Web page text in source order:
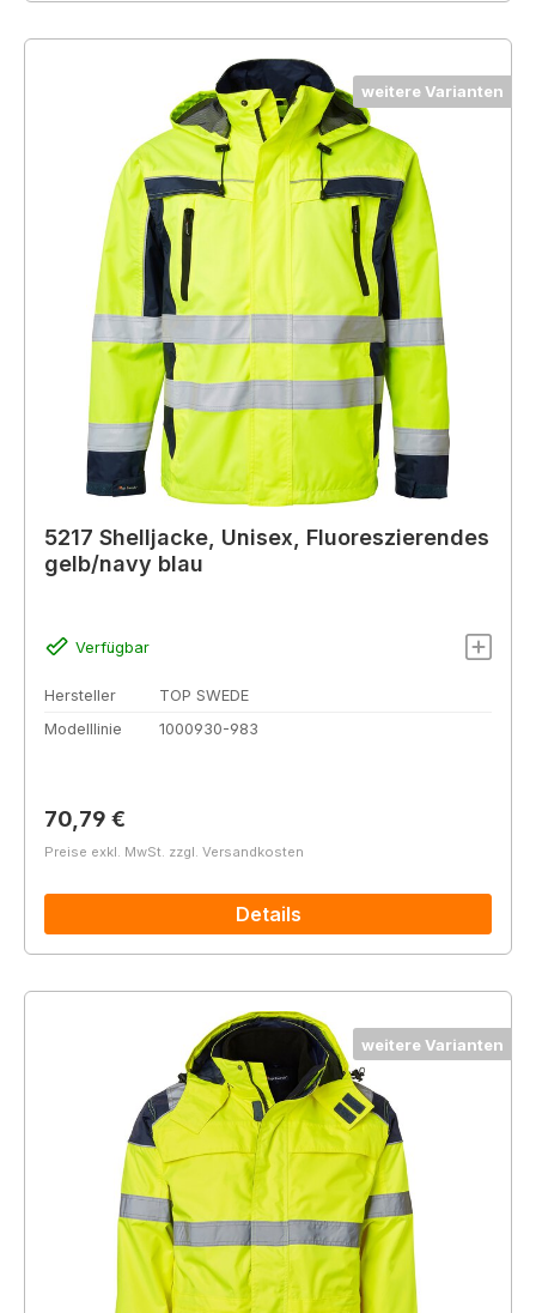
weitere Varianten
5217 Shelljacke, Unisex, Fluoreszierendes
gelb/navy blau
Verfügbar
Hersteller
TOP SWEDE
Modelllinie
1000930-983
Regulärer Preis:
70,79 €
Preise exkl. MwSt. zzgl. Versandkosten
Details
weitere Varianten